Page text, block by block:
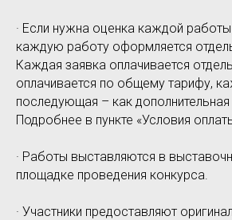
· Если нужна оценка каждой
каждую работу оформляется
Каждая заявка оплачивается
оплачивается по общему тарифу,
последующая – как
Подробнее в пункте «Условия
· Работы выставляются в
площадке проведения конкурса.
· Участники предоставляют